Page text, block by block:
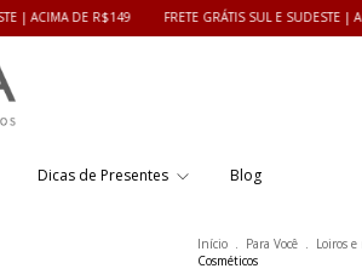
R$149 FRETE GRÁTIS SUL E SUDESTE | ACIMA DE
Dicas de Presentes Blog
Início . Para Você . Loiros e
Cosméticos